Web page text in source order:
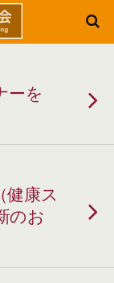
ーを
健康ス
のお